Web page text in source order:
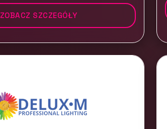
ZOBACZ SZCZEGÓŁY